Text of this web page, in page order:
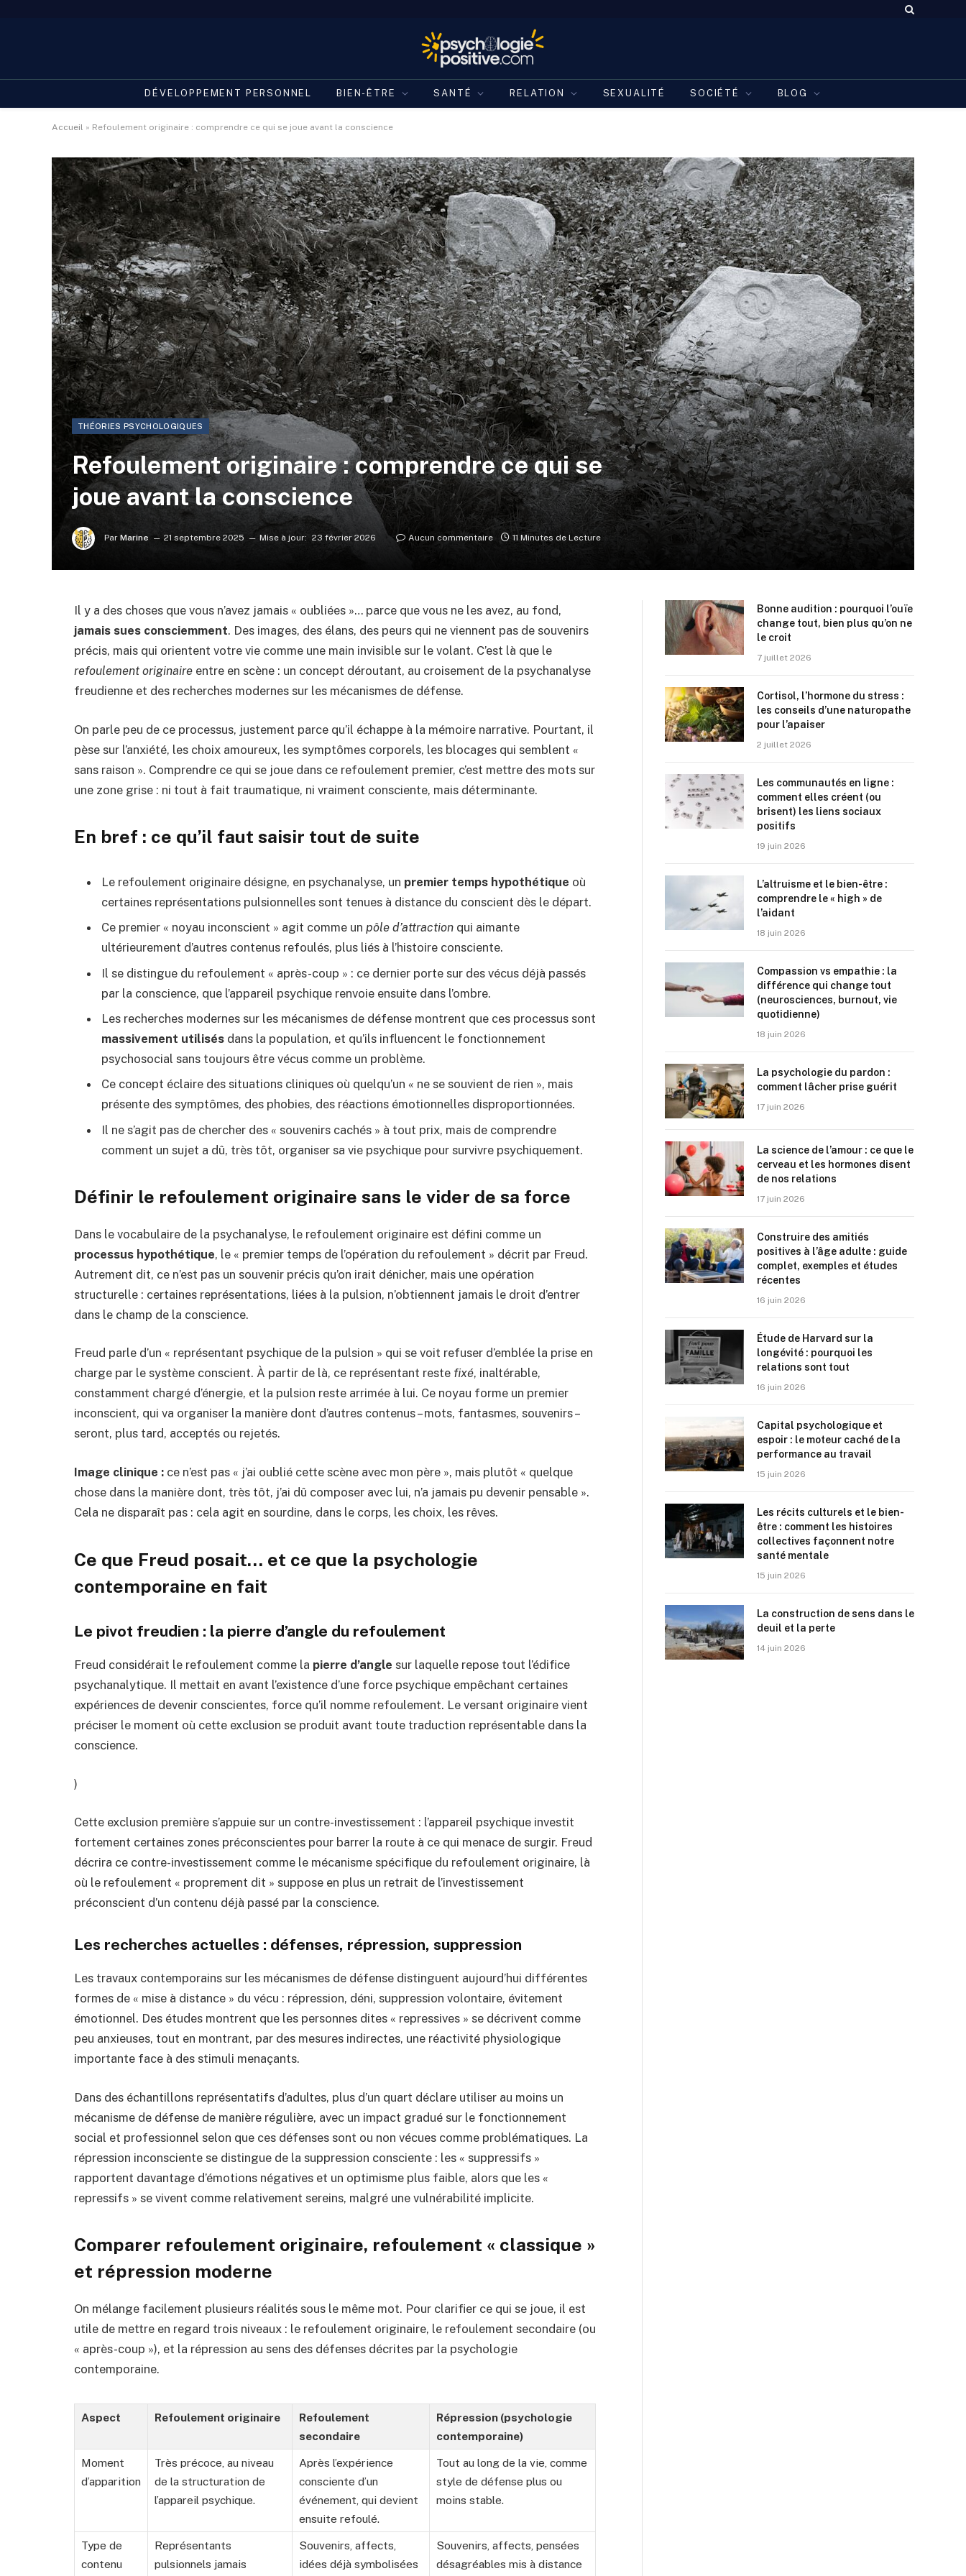
DÉVELOPPEMENT PERSONNEL BIEN-ÊTRE SANTÉ RELATION SEXUALITÉ SOCIÉTÉ BLOG
Accueil » Refoulement originaire : comprendre ce qui se joue avant la conscience
THÉORIES PSYCHOLOGIQUES
Refoulement originaire : comprendre ce qui se
joue avant la conscience
Par Marine 21 septembre 2025 Mise à jour: 23 février 2026 Aucun commentaire 11 Minutes de Lecture
Il y a des choses que vous n’avez jamais « oubliées »… parce que vous ne les avez, au fond,
jamais sues consciemment. Des images, des élans, des peurs qui ne viennent pas de souvenirs
précis, mais qui orientent votre vie comme une main invisible sur le volant. C’est là que le
refoulement originaire entre en scène : un concept déroutant, au croisement de la psychanalyse
freudienne et des recherches modernes sur les mécanismes de défense.
On parle peu de ce processus, justement parce qu’il échappe à la mémoire narrative. Pourtant, il
pèse sur l’anxiété, les choix amoureux, les symptômes corporels, les blocages qui semblent «
sans raison ». Comprendre ce qui se joue dans ce refoulement premier, c’est mettre des mots sur
une zone grise : ni tout à fait traumatique, ni vraiment consciente, mais déterminante.
En bref : ce qu’il faut saisir tout de suite
Le refoulement originaire désigne, en psychanalyse, un premier temps hypothétique où
certaines représentations pulsionnelles sont tenues à distance du conscient dès le départ.
Ce premier « noyau inconscient » agit comme un pôle d’attraction qui aimante
ultérieurement d’autres contenus refoulés, plus liés à l’histoire consciente.
Il se distingue du refoulement « après-coup » : ce dernier porte sur des vécus déjà passés
par la conscience, que l’appareil psychique renvoie ensuite dans l’ombre.
Les recherches modernes sur les mécanismes de défense montrent que ces processus sont
massivement utilisés dans la population, et qu’ils influencent le fonctionnement
psychosocial sans toujours être vécus comme un problème.
Ce concept éclaire des situations cliniques où quelqu’un « ne se souvient de rien », mais
présente des symptômes, des phobies, des réactions émotionnelles disproportionnées.
Il ne s’agit pas de chercher des « souvenirs cachés » à tout prix, mais de comprendre
comment un sujet a dû, très tôt, organiser sa vie psychique pour survivre psychiquement.
Définir le refoulement originaire sans le vider de sa force
Dans le vocabulaire de la psychanalyse, le refoulement originaire est défini comme un
processus hypothétique, le « premier temps de l’opération du refoulement » décrit par Freud.
Autrement dit, ce n’est pas un souvenir précis qu’on irait dénicher, mais une opération
structurelle : certaines représentations, liées à la pulsion, n’obtiennent jamais le droit d’entrer
dans le champ de la conscience.
Freud parle d’un « représentant psychique de la pulsion » qui se voit refuser d’emblée la prise en
charge par le système conscient. À partir de là, ce représentant reste fixé, inaltérable,
constamment chargé d’énergie, et la pulsion reste arrimée à lui. Ce noyau forme un premier
inconscient, qui va organiser la manière dont d’autres contenus – mots, fantasmes, souvenirs –
seront, plus tard, acceptés ou rejetés.
Image clinique : ce n’est pas « j’ai oublié cette scène avec mon père », mais plutôt « quelque
chose dans la manière dont, très tôt, j’ai dû composer avec lui, n’a jamais pu devenir pensable ».
Cela ne disparaît pas : cela agit en sourdine, dans le corps, les choix, les rêves.
Ce que Freud posait… et ce que la psychologie
contemporaine en fait
Le pivot freudien : la pierre d’angle du refoulement
Freud considérait le refoulement comme la pierre d’angle sur laquelle repose tout l’édifice
psychanalytique. Il mettait en avant l’existence d’une force psychique empêchant certaines
expériences de devenir conscientes, force qu’il nomme refoulement. Le versant originaire vient
préciser le moment où cette exclusion se produit avant toute traduction représentable dans la
conscience.
)
Cette exclusion première s’appuie sur un contre-investissement : l’appareil psychique investit
fortement certaines zones préconscientes pour barrer la route à ce qui menace de surgir. Freud
décrira ce contre-investissement comme le mécanisme spécifique du refoulement originaire, là
où le refoulement « proprement dit » suppose en plus un retrait de l’investissement
préconscient d’un contenu déjà passé par la conscience.
Les recherches actuelles : défenses, répression, suppression
Les travaux contemporains sur les mécanismes de défense distinguent aujourd’hui différentes
formes de « mise à distance » du vécu : répression, déni, suppression volontaire, évitement
émotionnel. Des études montrent que les personnes dites « repressives » se décrivent comme
peu anxieuses, tout en montrant, par des mesures indirectes, une réactivité physiologique
importante face à des stimuli menaçants.
Dans des échantillons représentatifs d’adultes, plus d’un quart déclare utiliser au moins un
mécanisme de défense de manière régulière, avec un impact gradué sur le fonctionnement
social et professionnel selon que ces défenses sont ou non vécues comme problématiques. La
répression inconsciente se distingue de la suppression consciente : les « suppressifs »
rapportent davantage d’émotions négatives et un optimisme plus faible, alors que les «
repressifs » se vivent comme relativement sereins, malgré une vulnérabilité implicite.
Comparer refoulement originaire, refoulement « classique »
et répression moderne
On mélange facilement plusieurs réalités sous le même mot. Pour clarifier ce qui se joue, il est
utile de mettre en regard trois niveaux : le refoulement originaire, le refoulement secondaire (ou
« après-coup »), et la répression au sens des défenses décrites par la psychologie
contemporaine.
Aspect Refoulement originaire
Refoulement
secondaire
Répression (psychologie
contemporaine)
Moment
d’apparition
Très précoce, au niveau
de la structuration de
l’appareil psychique.
Après l’expérience
consciente d’un
événement, qui devient
ensuite refoulé.
Tout au long de la vie, comme
style de défense plus ou
moins stable.
Type de
contenu
Représentants
pulsionnels jamais
Souvenirs, affects,
idées déjà symbolisées
Souvenirs, affects, pensées
désagréables mis à distance
Bonne audition : pourquoi l’ouïe
change tout, bien plus qu’on ne
le croit
7 juillet 2026
Cortisol, l’hormone du stress :
les conseils d’une naturopathe
pour l’apaiser
2 juillet 2026
Les communautés en ligne :
comment elles créent (ou
brisent) les liens sociaux
positifs
19 juin 2026
L’altruisme et le bien-être :
comprendre le « high » de
l’aidant
18 juin 2026
Compassion vs empathie : la
différence qui change tout
(neurosciences, burnout, vie
quotidienne)
18 juin 2026
La psychologie du pardon :
comment lâcher prise guérit
17 juin 2026
La science de l’amour : ce que le
cerveau et les hormones disent
de nos relations
17 juin 2026
Construire des amitiés
positives à l’âge adulte : guide
complet, exemples et études
récentes
16 juin 2026
Étude de Harvard sur la
longévité : pourquoi les
relations sont tout
16 juin 2026
Capital psychologique et
espoir : le moteur caché de la
performance au travail
15 juin 2026
Les récits culturels et le bien-
être : comment les histoires
collectives façonnent notre
santé mentale
15 juin 2026
La construction de sens dans le
deuil et la perte
14 juin 2026